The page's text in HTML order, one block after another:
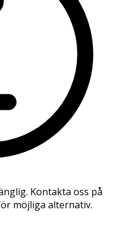
Kontakta oss på
möjliga alternativ.